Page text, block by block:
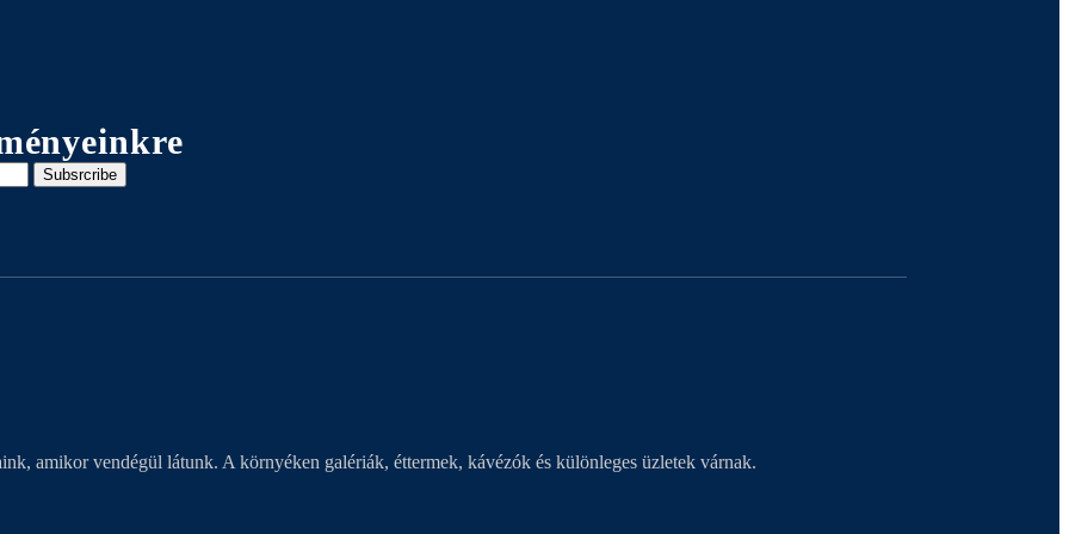
Subsrcribe
amikor vendégül látunk. A környéken galériák, éttermek, kávézók és különleges üzletek várnak.